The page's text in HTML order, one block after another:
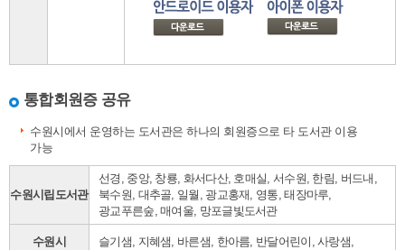
통합회원증 공유
수원시에서 운영하는 도서관은 하나의 회원증으로 타 도서관 이용
가능
수원시립도서관
선경, 중앙, 창룡, 화서다산, 호매실, 서수원, 한림, 버드내,
북수원, 대추골, 일월, 광교홍재, 영통, 태장마루,
광교푸른숲, 매여울, 망포글빛도서관
수원시
슬기샘, 지혜샘, 바른샘, 한아름, 반달어린이, 사랑샘,